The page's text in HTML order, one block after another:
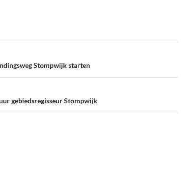
Stompwijk starten
gebiedsregisseur Stompwijk